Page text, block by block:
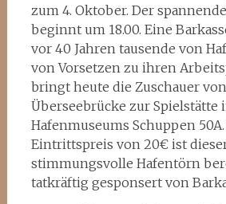
zum 4. Oktober. Der
beginnt um 18.00. Eine
vor 40 Jahren tausende von
von Vorsetzen zu ihren
bringt heute die Zuschauer
Überseebrücke zur Spielstätte
Hafenmuseums Schuppen
Eintrittspreis von 20€ ist
stimmungsvolle Hafentörn
tatkräftig gesponsert von